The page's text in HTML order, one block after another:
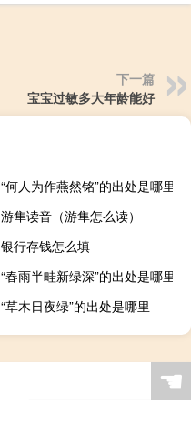
下一篇
宝宝过敏多大年龄能好
“何人为作燕然铭”的出处是哪里
游隼读音（游隼怎么读）
银行存钱怎么填
“春雨半畦新绿深”的出处是哪里
“草木日夜绿”的出处是哪里
☚